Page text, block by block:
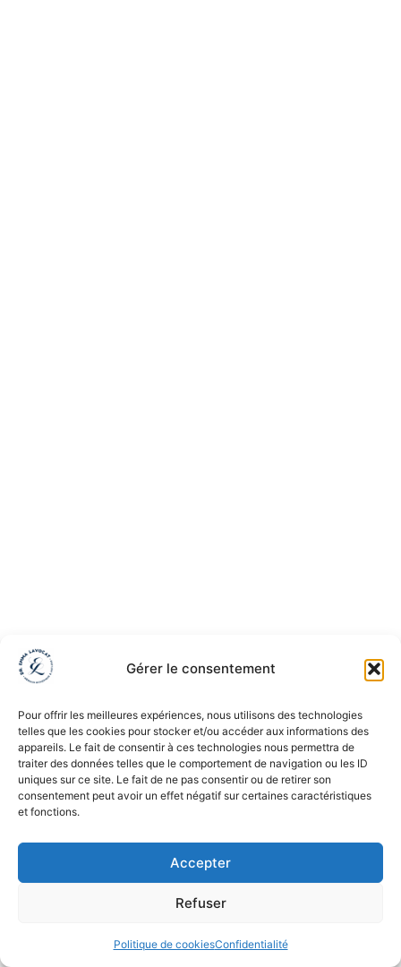
Gérer le consentement
Pour offrir les meilleures expériences, nous utilisons des technologies
telles que les cookies pour stocker et/ou accéder aux informations des
appareils. Le fait de consentir à ces technologies nous permettra de
traiter des données telles que le comportement de navigation ou les ID
uniques sur ce site. Le fait de ne pas consentir ou de retirer son
consentement peut avoir un effet négatif sur certaines caractéristiques
et fonctions.
Accepter
Refuser
Politique de cookiesConfidentialité